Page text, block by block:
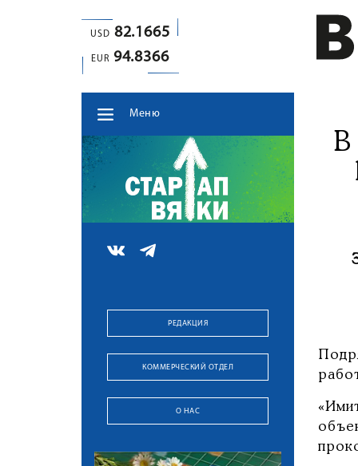
USD 82.1665
EUR 94.8366
Меню
РЕДАКЦИЯ
КОММЕРЧЕСКИЙ ОТДЕЛ
О НАС
В